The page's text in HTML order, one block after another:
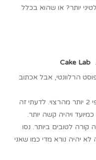
יותר? או שהוא בכלל
Cake Lab
הרלוונטי, אבל אכתוב
זה הולך לצאת ג’לטיני פי 2 יותר מהרצוי. לדעתי זה
ויהיה קשה יותר.
לטובים ביותר. נסו
יהיה נורא מדי כמו שאני